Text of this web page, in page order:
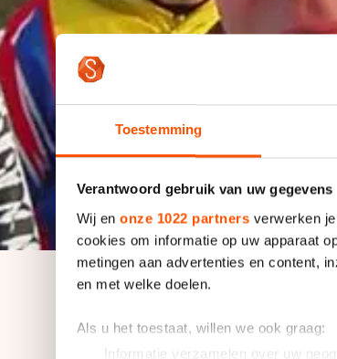
Toestemming
Verantwoord gebruik van uw gegevens
Wij en onze 1022 partners verwerken
cookies om informatie op uw apparaat
metingen aan advertenties en content,
en met welke doelen.
Als u het toestaat, willen we ook graag:
Informatie verzamelen over uw
Henk Ketelaar